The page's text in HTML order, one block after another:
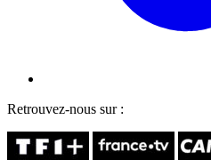
Retrouvez-nous sur :